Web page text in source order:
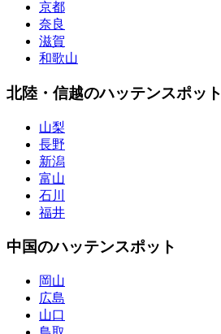
京都
奈良
滋賀
和歌山
北陸・信越のハッテンスポット
山梨
長野
新潟
富山
石川
福井
中国のハッテンスポット
岡山
広島
山口